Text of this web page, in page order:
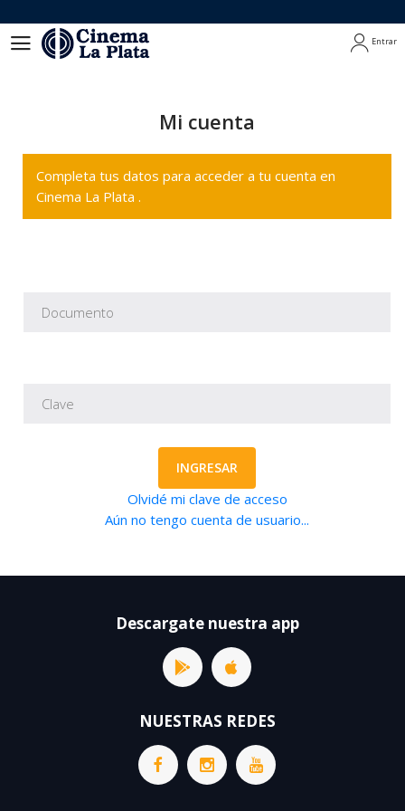
Entrar
Mi cuenta
Completa tus datos para acceder a tu cuenta en
Cinema La Plata .
INGRESAR
Olvidé mi clave de acceso
Aún no tengo cuenta de usuario...
Descargate nuestra app
NUESTRAS REDES